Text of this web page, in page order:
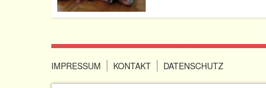
IMPRESSUM KONTAKT DATENSCHUTZ